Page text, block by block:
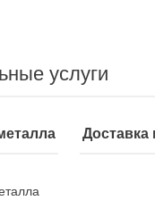
услуги
Доставка